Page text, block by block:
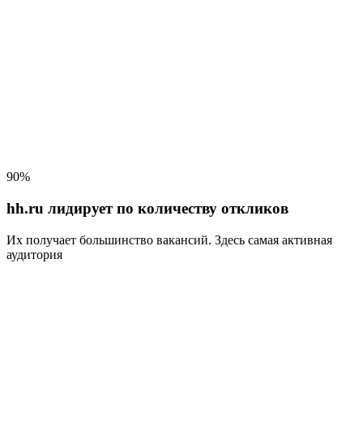
90%
hh.ru лидирует по количеству откликов
Их получает большинство вакансий. Здесь самая активная
аудитория